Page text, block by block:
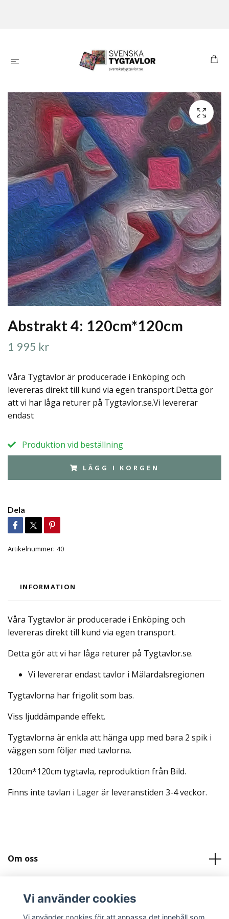
Abstrakt 4: 120cm*120cm
1 995 kr
Våra Tygtavlor är producerade i Enköping och
levereras direkt till kund via egen transport.Detta gör
att vi har låga returer på Tygtavlor.se.Vi levererar
endast
Produktion vid beställning
LÄGG I KORGEN
Dela
Artikelnummer: 40
INFORMATION
Våra Tygtavlor är producerade i Enköping och
levereras direkt till kund via egen transport.
Detta gör att vi har låga returer på Tygtavlor.se.
Vi levererar endast tavlor i Mälardalsregionen
Tygtavlorna har frigolit som bas.
Viss ljuddämpande effekt.
Tygtavlorna är enkla att hänga upp med bara 2 spik i
väggen som följer med tavlorna.
120cm*120cm tygtavla, reproduktion från Bild.
Finns inte tavlan i Lager är leveranstiden 3-4 veckor.
Om oss
Vi använder cookies
Vi använder cookies för att anpassa det innehåll som